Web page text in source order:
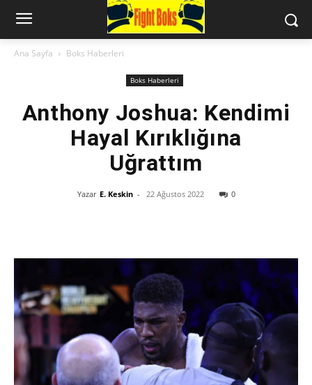
Ana Sayfa Boks Haberleri
Boks Haberleri
Anthony Joshua: Kendimi
Hayal Kırıklığına
Uğrattım
Yazar E. Keskin - 22 Ağustos 2022 0